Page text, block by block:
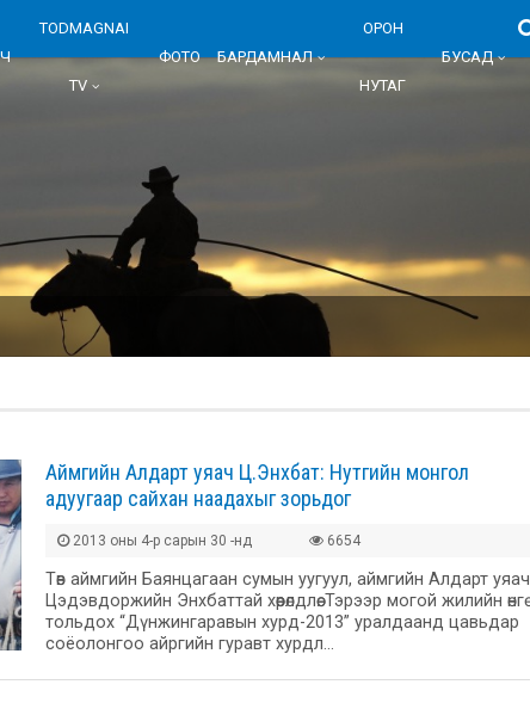
TODMAGNAI
TV
ФОТО БАРДАМНАЛ
ОРОН
НУТАГ
БУСАД
Аймгийн Алдарт уяач Ц.Энхбат: Нутгийн монгол
адуугаар сайхан наадахыг зорьдог
2013 оны 4-р сарын 30 -нд 6654
Төв аймгийн Баянцагаан сумын уугуул, аймгийн Алдарт уяач
Цэдэвдоржийн Энхбаттай хөөрөлдлөө. Тэрээр могой жилийн өнгө
тольдох “Дүнжингаравын хурд-2013” уралдаанд цавьдар
соёолонгоо айргийн гуравт хурдл…